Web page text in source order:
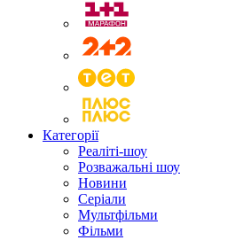
Категорії
Реаліті-шоу
Розважальні шоу
Новини
Серіали
Мультфільми
Фільми